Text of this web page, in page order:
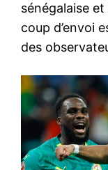
sénégalaise
coup d’envoi
des